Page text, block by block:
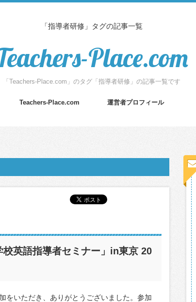
「指導者研修」タグの記事一覧
Place.com
「Teachers-Place.com」のタグ「指導者研修」の記事一覧です
Teachers-Place.com 運営者プロフィール
英語指導者セミナー」in東京 20
をいただき、ありがとうございました。参加